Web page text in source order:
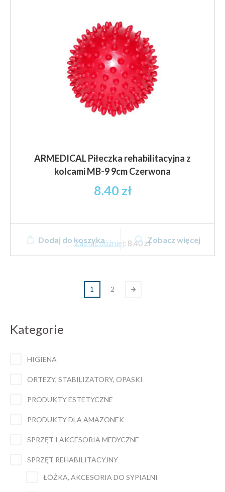
Kategorie
HIGIENA
ORTEZY, STABILIZATORY, OPASKI
PRODUKTY ESTETYCZNE
PRODUKTY DLA AMAZONEK
SPRZĘT I AKCESORIA MEDYCZNE
SPRZĘT REHABILITACYJNY
ŁÓŻKA, AKCESORIA DO SYPIALNI
ARMEDICAL Piłeczka rehabilitacyjna z
kolcami MB-9 9cm Czerwona
8.40 zł
Zapłać później: 8,40 zł
Dodaj do koszyka Zobacz więcej
1 2